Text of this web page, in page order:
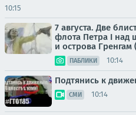
10:15
7 августа. Две
флота Петра I над
и острова Гренгам
ПАБЛИКИ 10:14
Подтянись к
СМИ 10:14